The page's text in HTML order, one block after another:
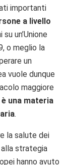
importanti
a livello
un’Unione
o meglio la
un
vuole dunque
maggiore
una materia
.
la salute dei
alla strategia
hanno avuto